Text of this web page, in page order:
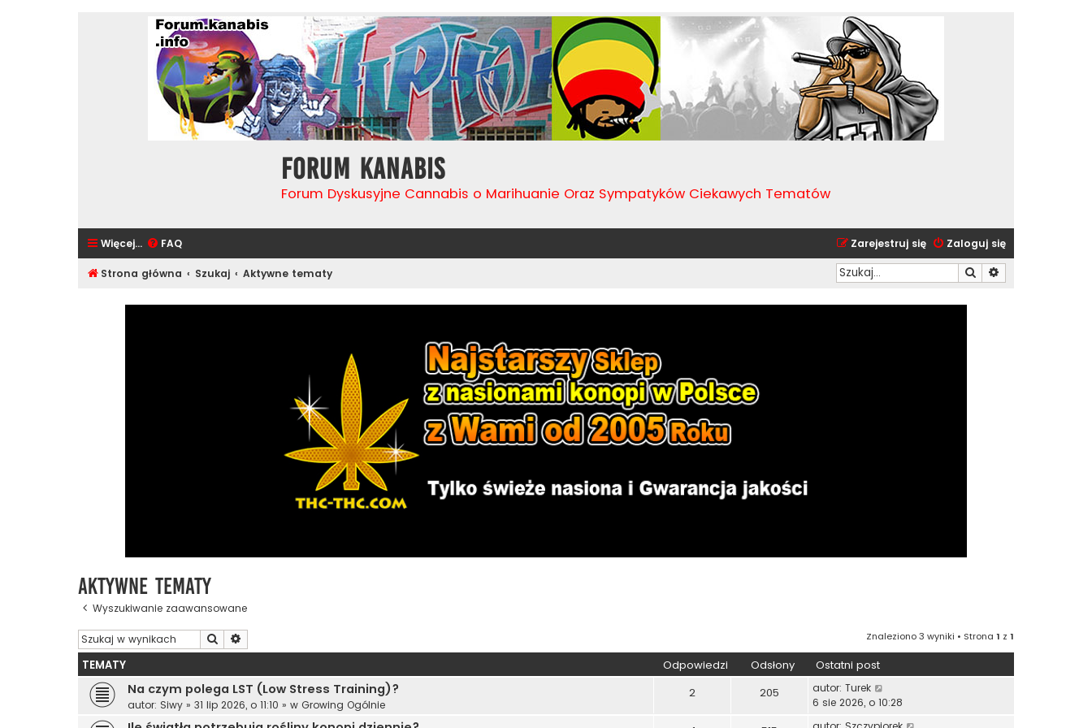
Forum Kanabis
Forum Dyskusyjne Cannabis o Marihuanie Oraz Sympatyków Ciekawych Tematów
Więcej… FAQ Zaloguj się
Zarejestruj się
Strona główna Szukaj Aktywne tematy Szukaj
Aktywne tematy
Wyszukiwanie zaawansowane
Szukaj Znaleziono 3 wyniki • Strona 1 z 1
TEMATY Odpowiedzi Odsłony Ostatni post
Na czym polega LST (Low Stress Training)?
autor: Siwy » 31 lip 2026, o 11:10 » w Growing Ogólnie
2 205 autor: Turek
6 sie 2026, o 10:28